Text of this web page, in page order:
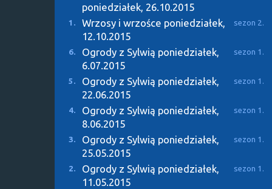
poniedziałek, 26.10.2015
1. Wrzosy i wrzośce sezon 2.
poniedziałek,
12.10.2015
6. Ogrody z Sylwią sezon 1.
poniedziałek,
6.07.2015
5. Ogrody z Sylwią sezon 1.
poniedziałek,
22.06.2015
4. Ogrody z Sylwią sezon 1.
poniedziałek,
8.06.2015
3. Ogrody z Sylwią sezon 1.
poniedziałek,
25.05.2015
2. Ogrody z Sylwią sezon 1.
poniedziałek,
11.05.2015